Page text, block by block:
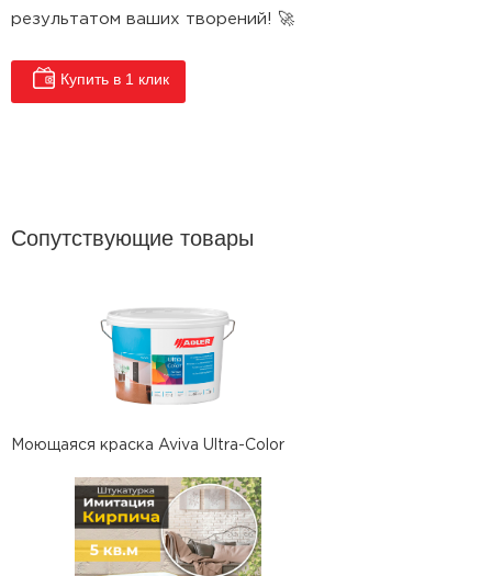
результатом ваших творений! 🚀
Купить в 1 клик
Сопутствующие товары
Моющаяся краска Aviva Ultra-Color